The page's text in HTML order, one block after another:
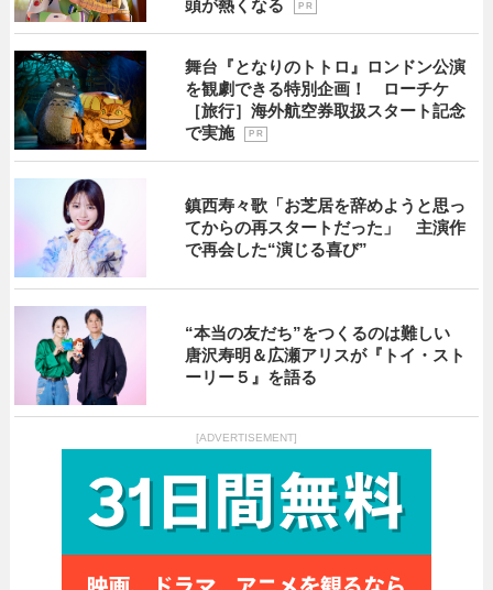
頭が熱くなる
P R
舞台『となりのトトロ』ロンドン公演
を観劇できる特別企画！ ローチケ
［旅行］海外航空券取扱スタート記念
で実施
P R
鎮西寿々歌「お芝居を辞めようと思っ
てからの再スタートだった」 主演作
で再会した“演じる喜び”
“本当の友だち”をつくるのは難しい
唐沢寿明＆広瀬アリスが『トイ・スト
ーリー５』を語る
[ADVERTISEMENT]